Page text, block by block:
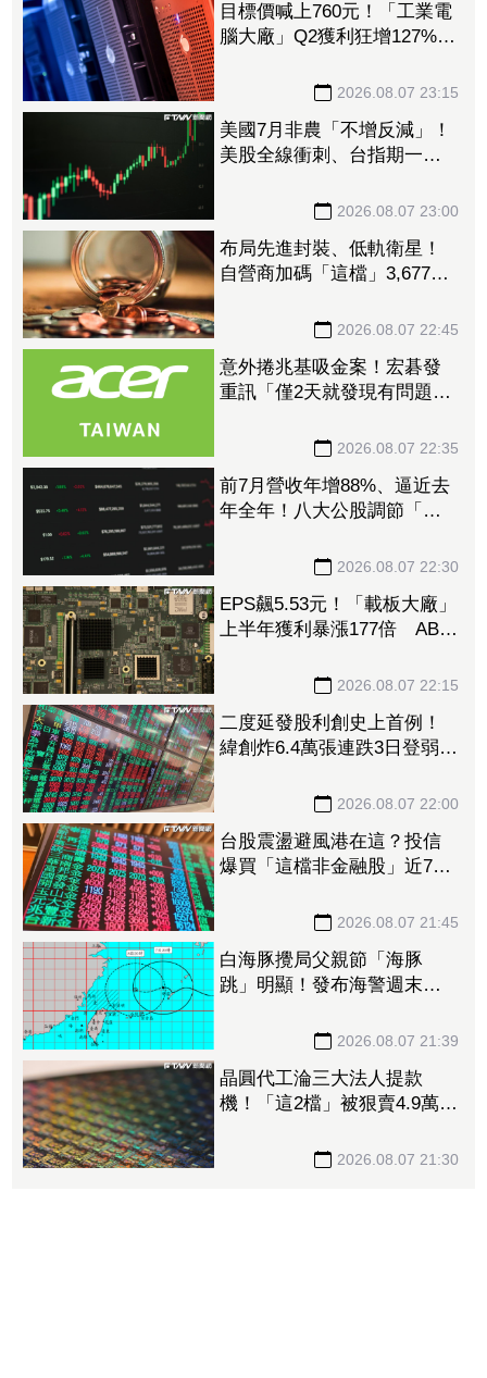
目標價喊上760元！「工業電
腦大廠」Q2獲利狂增127%
2026.08.07 23:15
美國7月非農「不增反減」！
美股全線衝刺、台指期一度
2026.08.07 23:00
布局先進封裝、低軌衛星！
自營商加碼「這檔」3,677萬
2026.08.07 22:45
意外捲兆基吸金案！宏碁發
重訊「僅2天就發現有問題」
2026.08.07 22:35
前7月營收年增88%、逼近去
年全年！八大公股調節「這
2026.08.07 22:30
EPS飆5.53元！「載板大廠」
上半年獲利暴漲177倍 ABF
2026.08.07 22:15
二度延發股利創史上首例！
緯創炸6.4萬張連跌3日登弱勢
2026.08.07 22:00
台股震盪避風港在這？投信
爆買「這檔非金融股」近7千
2026.08.07 21:45
白海豚攪局父親節「海豚
跳」明顯！發布海警週末影
2026.08.07 21:39
晶圓代工淪三大法人提款
機！「這2檔」被狠賣4.9萬
2026.08.07 21:30